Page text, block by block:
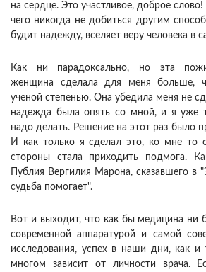
на сердце. Это участливое, доброе
чего никогда не добиться другим
будит надежду, вселяет веру человека в
Как ни парадоксально, но эта
женщина сделала для меня больше,
ученой степенью. Она убедила меня не
надежда была опять со мной, и я уже
надо делать. Решение на этот раз было
И как только я сделал это, ко мне то
стороны стала приходить подмога.
Публия Вергилия Марона, сказавшего в
судьба помогает".
Вот и выходит, что как бы медицина ни
современной аппаратурой и самой
исследования, успех в наши дни, как и
многом зависит от личности врача.